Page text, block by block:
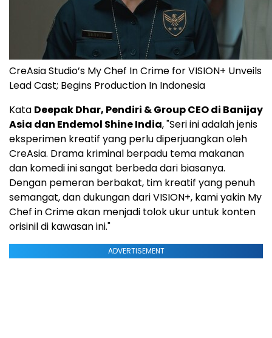
CreAsia Studio’s My Chef In Crime for VISION+ Unveils
Lead Cast; Begins Production In Indonesia
Kata Deepak Dhar, Pendiri & Group CEO di Banijay
Asia dan Endemol Shine India, "Seri ini adalah jenis
eksperimen kreatif yang perlu diperjuangkan oleh
CreAsia. Drama kriminal berpadu tema makanan
dan komedi ini sangat berbeda dari biasanya.
Dengan pemeran berbakat, tim kreatif yang penuh
semangat, dan dukungan dari VISION+, kami yakin My
Chef in Crime akan menjadi tolok ukur untuk konten
orisinil di kawasan ini."
ADVERTISEMENT